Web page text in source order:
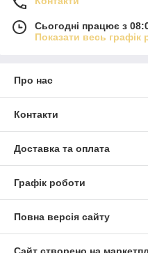
Сьогодні працює з
Показати весь графік
Про нас
Контакти
Доставка та оплата
Графік роботи
Повна версія сайту